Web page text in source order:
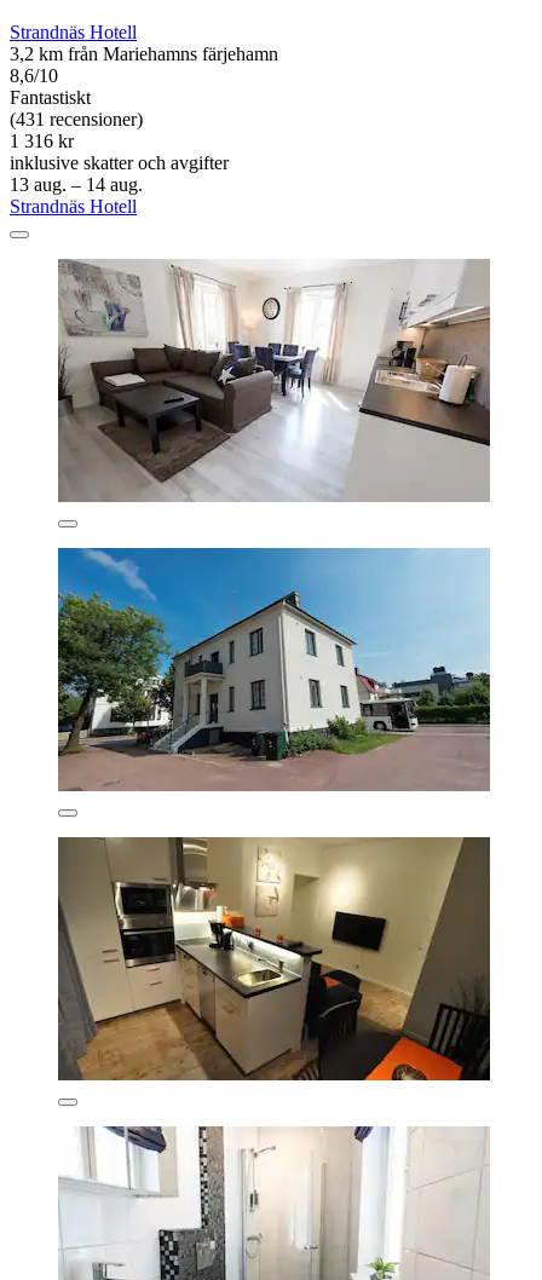
Strandnäs Hotell
3,2 km från Mariehamns färjehamn
8,6/10
Fantastiskt
(431 recensioner)
1 316 kr
inklusive skatter och avgifter
13 aug. – 14 aug.
Strandnäs Hotell